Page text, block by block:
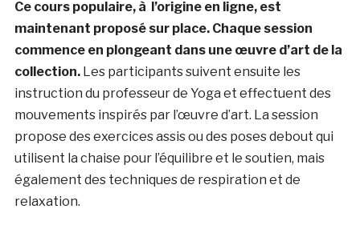
Ce cours populaire, à l’origine en ligne, est
maintenant proposé sur place. Chaque session
commence en plongeant dans une œuvre d’art de la
collection.Les participants suivent ensuite les
instruction du professeur de Yoga et effectuent des
mouvements inspirés par l’œuvre d’art. La session
propose des exercices assis ou des poses debout qui
utilisent la chaise pour l’équilibre et le soutien, mais
également des techniques de respiration et de
relaxation.